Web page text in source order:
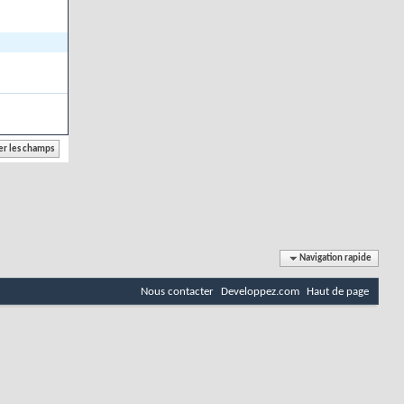
Navigation rapide
Nous contacter Developpez.com Haut de page